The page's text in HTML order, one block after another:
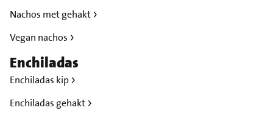
Nachos met gehakt
Vegan nachos
Enchiladas
Enchiladas kip
Enchiladas gehakt